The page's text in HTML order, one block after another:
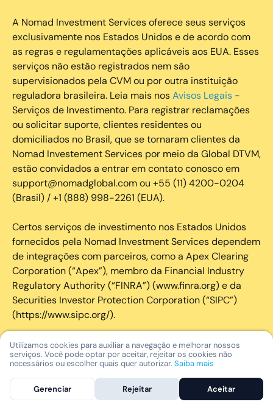
A Nomad Investment Services oferece seus serviços
exclusivamente nos Estados Unidos e de acordo com
as regras e regulamentações aplicáveis aos EUA. Esses
serviços não estão registrados nem são
supervisionados pela CVM ou por outra instituição
reguladora brasileira. Leia mais nosAvisos Legais -
Serviços de Investimento. Para registrar reclamações
ou solicitar suporte, clientes residentes ou
domiciliados no Brasil, que se tornaram clientes da
Nomad Investement Services por meio da Global DTVM,
estão convidados a entrar em contato conosco em
support@nomadglobal.com ou +55 (11) 4200-0204
(Brasil) / +1 (888) 998-2261 (EUA).
Certos serviços de investimento nos Estados Unidos
fornecidos pela Nomad Investment Services dependem
de integrações com parceiros, como a Apex Clearing
Corporation (“Apex”), membro da Financial Industry
Regulatory Authority (“FINRA”) (www.finra.org) e da
Securities Investor Protection Corporation (“SIPC”)
(https://www.sipc.org/).
A SIPC protege os valores mobiliários de clientes de
seus membros em até US$ 250.000,00 para
disponível mediante solicitação ou em www.sipc.org. O
SIPC não protege contra perdas de mercado e não
Utilizamos cookies para auxiliar a navegação e melhorar nossos
serviços. Você pode optar por aceitar, rejeitar os cookies não
necessários ou escolher quais quer autorizar. Saiba mais
Gerenciar Rejeitar Aceitar